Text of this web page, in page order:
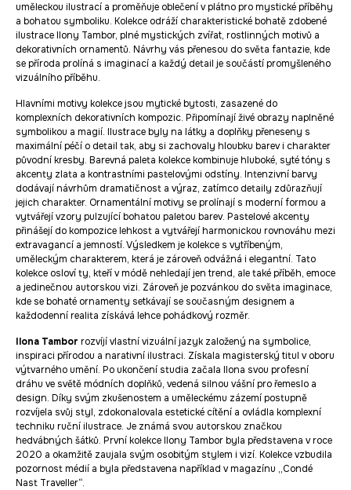
uměleckou ilustrací a proměňuje oblečení v plátno pro mystické příběhy
a bohatou symboliku. Kolekce odráží charakteristické bohatě zdobené
ilustrace Ilony Tambor, plné mystických zvířat, rostlinných motivů a
dekorativních ornamentů. Návrhy vás přenesou do světa fantazie, kde
se příroda prolíná s imaginací a každý detail je součástí promyšleného
vizuálního příběhu.
Hlavními motivy kolekce jsou mytické bytosti, zasazené do
komplexních dekorativních kompozic. Připomínají živé obrazy naplněné
symbolikou a magií. Ilustrace byly na látky a doplňky přeneseny s
maximální péčí o detail tak, aby si zachovaly hloubku barev i charakter
původní kresby. Barevná paleta kolekce kombinuje hluboké, syté tóny s
akcenty zlata a kontrastními pastelovými odstíny. Intenzivní barvy
dodávají návrhům dramatičnost a výraz, zatímco detaily zdůrazňují
jejich charakter. Ornamentální motivy se prolínají s moderní formou a
vytvářejí vzory pulzující bohatou paletou barev. Pastelové akcenty
přinášejí do kompozice lehkost a vytvářejí harmonickou rovnováhu mezi
extravagancí a jemností. Výsledkem je kolekce s vytříbeným,
uměleckým charakterem, která je zároveň odvážná i elegantní. Tato
kolekce osloví ty, kteří v módě nehledají jen trend, ale také příběh, emoce
a jedinečnou autorskou vizi. Zároveň je pozvánkou do světa imaginace,
kde se bohaté ornamenty setkávají se současným designem a
každodenní realita získává lehce pohádkový rozměr.
Ilona Tambor rozvíjí vlastní vizuální jazyk založený na symbolice,
inspiraci přírodou a narativní ilustraci. Získala magisterský titul v oboru
výtvarného umění. Po ukončení studia začala Ilona svou profesní
dráhu ve světě módních doplňků, vedená silnou vášní pro řemeslo a
design. Díky svým zkušenostem a uměleckému zázemí postupně
rozvíjela svůj styl, zdokonalovala estetické cítění a ovládla komplexní
techniku ruční ilustrace. Je známá svou autorskou značkou
hedvábných šátků. První kolekce Ilony Tambor byla představena v roce
2020 a okamžitě zaujala svým osobitým stylem i vizí. Kolekce vzbudila
pozornost médií a byla představena například v magazínu „Condé
Nast Traveller“.